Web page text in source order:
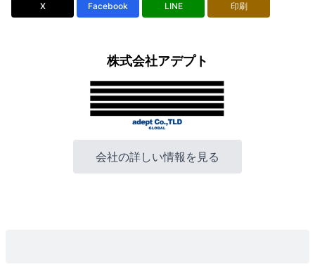
X Facebook LINE 印刷
株式会社アデプト
会社の詳しい情報を見る